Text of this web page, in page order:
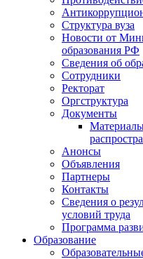
Структура вуза
Новости от
образования РФ
Сведения об
Сотрудники
Ректорат
Оргструктура
Документы
Анонсы
Объявления
Партнеры
Контакты
Сведения о
условий труда
Программа
Образование